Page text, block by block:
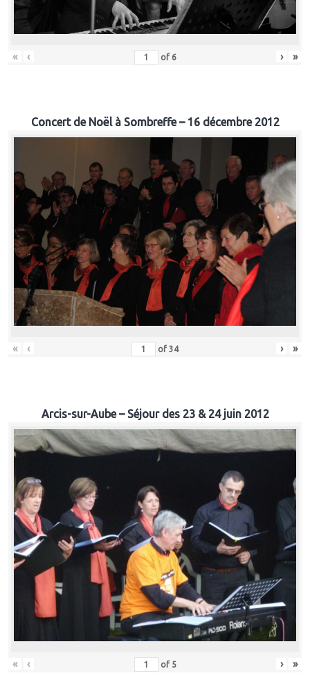
« ‹ of 6 › »
Concert de Noël à Sombreffe – 16 décembre 2012
« ‹ of 34 › »
Arcis-sur-Aube – Séjour des 23 & 24 juin 2012
« ‹ of 5 › »